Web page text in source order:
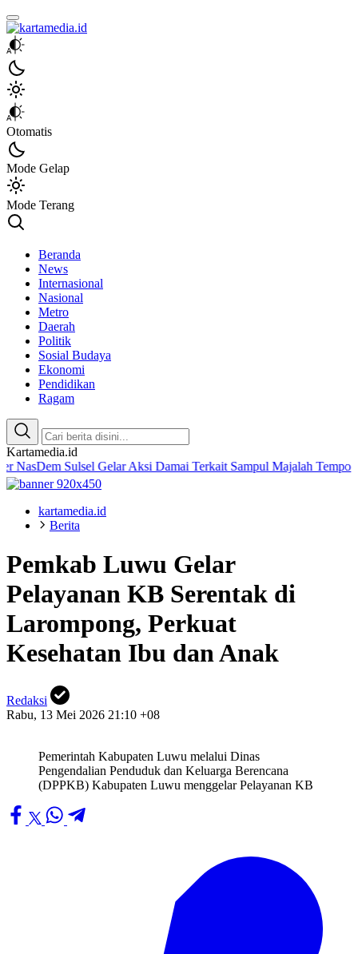
kartamedia.id
Jujur Mengabari
Otomatis
Mode Gelap
Mode Terang
Beranda
News
Internasional
Nasional
Metro
Daerah
Politik
Sosial Budaya
Ekonomi
Pendidikan
Ragam
Kartamedia.id
Sulsel Gelar Aksi Damai Terkait Sampul Majalah TempoAmaliah
kartamedia.id
Berita
Pemkab Luwu Gelar
Pelayanan KB Serentak di
Larompong, Perkuat
Kesehatan Ibu dan Anak
Redaksi
Rabu, 13 Mei 2026 21:10 +08
Pemerintah Kabupaten Luwu melalui Dinas
Pengendalian Penduduk dan Keluarga Berencana
(DPPKB) Kabupaten Luwu menggelar Pelayanan KB